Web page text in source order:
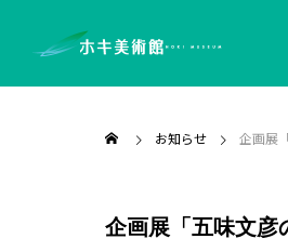
お知らせ 企画展
企画展「五味文彦